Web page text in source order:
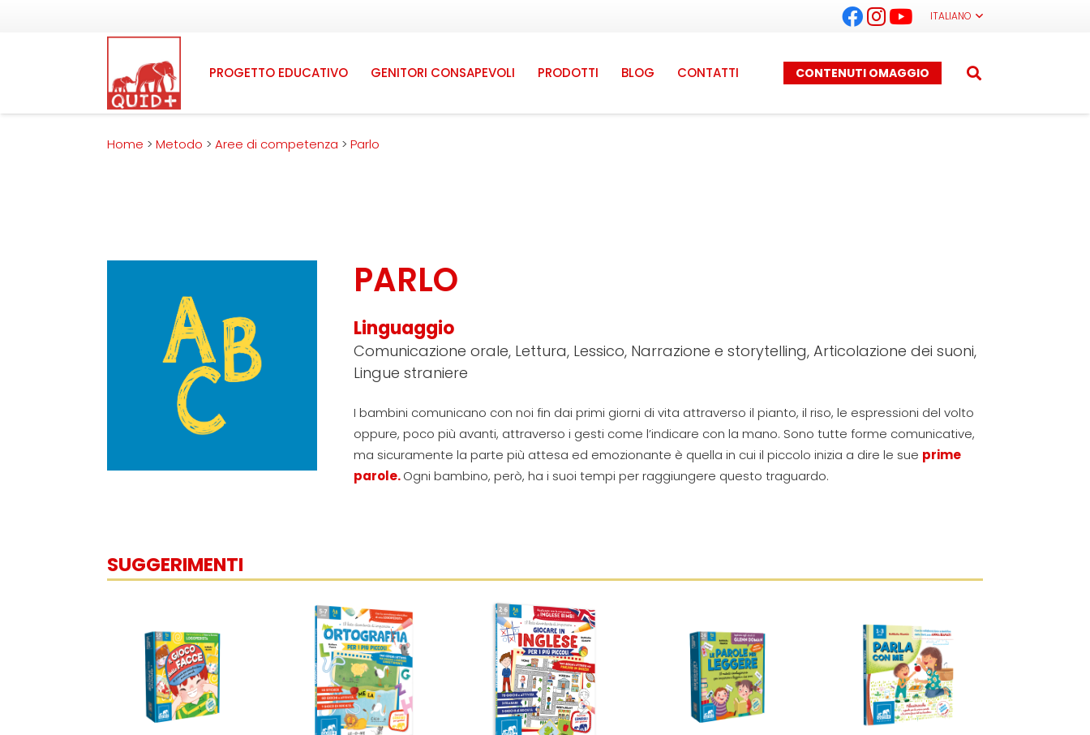
ITALIANO
PROGETTO EDUCATIVO GENITORI CONSAPEVOLI PRODOTTI BLOG CONTATTI CONTENUTI OMAGGIO
Home > Metodo > Aree di competenza > Parlo
PARLO
Linguaggio
Comunicazione orale, Lettura, Lessico, Narrazione e storytelling, Articolazione dei suoni,
Lingue straniere
I bambini comunicano con noi fin dai primi giorni di vita attraverso il pianto, il riso, le espressioni del volto
oppure, poco più avanti, attraverso i gesti come l’indicare con la mano. Sono tutte forme comunicative,
ma sicuramente la parte più attesa ed emozionante è quella in cui il piccolo inizia a dire le sue prime
parole.Ogni bambino, però, ha i suoi tempi per raggiungere questo traguardo.
SUGGERIMENTI